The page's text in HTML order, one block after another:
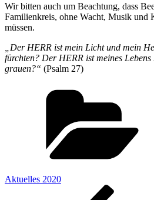
Wir bitten auch um Beachtung, dass
Familienkreis, ohne Wacht, Musik und
müssen.
„Der HERR ist mein Licht und mein
fürchten? Der HERR ist meines
grauen?“ (Psalm 27)
Aktuelles 2020
Beitragsnavigation